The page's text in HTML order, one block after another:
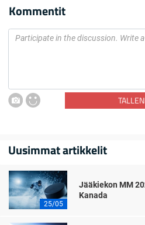
Kommentit
Uusimmat artikkelit
25/05
Jääkiekon MM
Kanada